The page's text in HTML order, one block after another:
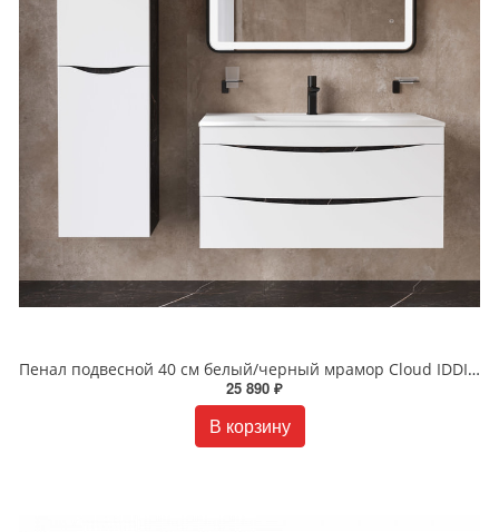
Пенал подвесной 40 см белый/черный мрамор Cloud IDDIS CLO40B0i97
25 890 ₽
В корзину